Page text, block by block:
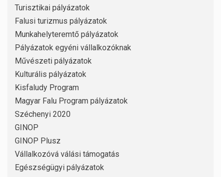
Turisztikai pályázatok
Falusi turizmus pályázatok
Munkahelyteremtő pályázatok
Pályázatok egyéni vállalkozóknak
Művészeti pályázatok
Kulturális pályázatok
Kisfaludy Program
Magyar Falu Program pályázatok
Széchenyi 2020
GINOP
GINOP Plusz
Vállalkozóvá válási támogatás
Egészségügyi pályázatok